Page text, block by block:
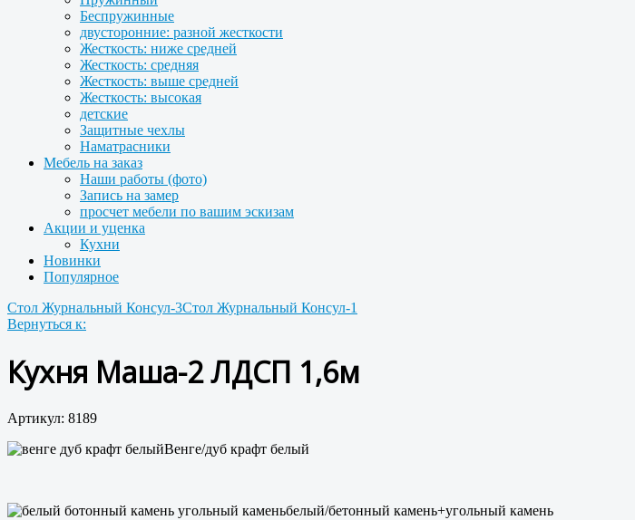
Беспружинные
двусторонние: разной жесткости
Жесткость: ниже средней
Жесткость: средняя
Жесткость: выше средней
Жесткость: высокая
детские
Защитные чехлы
Наматрасники
Мебель на заказ
Наши работы (фото)
Запись на замер
просчет мебели по вашим эскизам
Акции и уценка
Кухни
Новинки
Популярное
Стол Журнальный Консул-3Стол Журнальный Консул-1
Вернуться к:
Кухня Маша-2 ЛДСП 1,6м
Артикул: 8189
Венге/дуб крафт белый
белый/бетонный камень+угольный камень